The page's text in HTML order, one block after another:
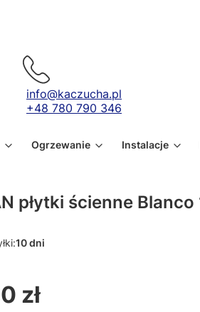
info@kaczucha.pl
+48 780 790 346
Ogrzewanie Instalacje
płytki ścienne
10 dni
zł